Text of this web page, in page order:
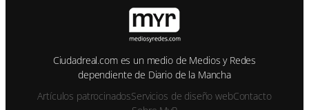
Ciudadreal.com es un medio de Medios y Redes
dependiente de Diario de la Mancha
Artículos patrocinadosServicios de diseño webContacto